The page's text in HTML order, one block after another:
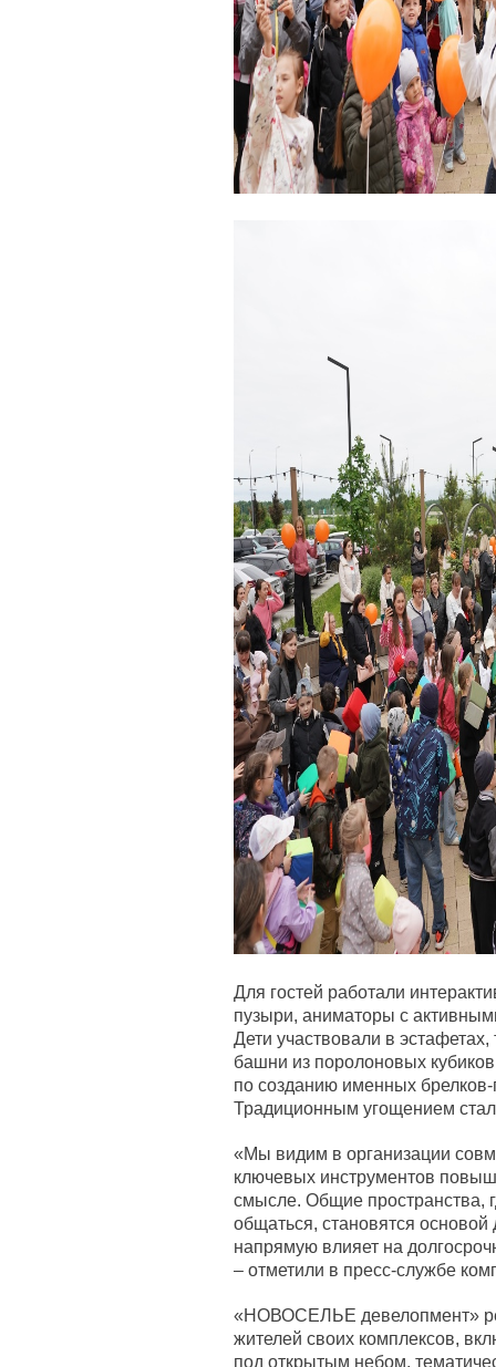
Для гостей работали
пузыри, аниматоры с
Дети участвовали в
башни из поролоновых
по созданию именных
Традиционным угощением
«Мы видим в организации
ключевых инструментов
смысле. Общие пространства,
общаться, становятся
напрямую влияет на
– отметили в пресс-службе
«НОВОСЕЛЬЕ девелопмент»
жителей своих комплексов,
под открытым небом,